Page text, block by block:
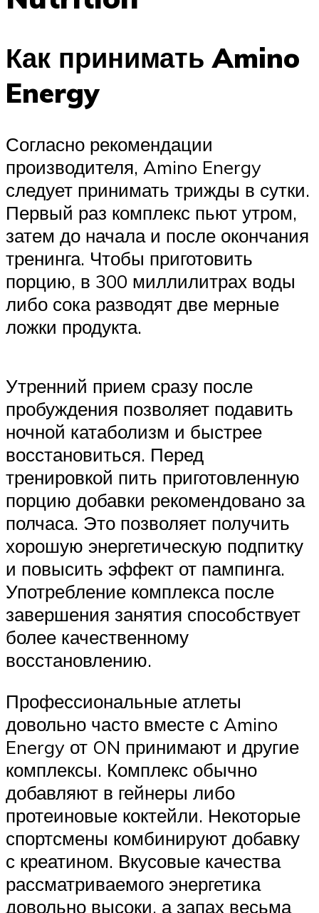
Как принимать Amino
Energy
Согласно рекомендации
производителя, Amino Energy
следует принимать трижды в сутки.
Первый раз комплекс пьют утром,
затем до начала и после окончания
тренинга. Чтобы приготовить
порцию, в 300 миллилитрах воды
либо сока разводят две мерные
ложки продукта.
Утренний прием сразу после
пробуждения позволяет подавить
ночной катаболизм и быстрее
восстановиться. Перед
тренировкой пить приготовленную
порцию добавки рекомендовано за
полчаса. Это позволяет получить
хорошую энергетическую подпитку
и повысить эффект от пампинга.
Употребление комплекса после
завершения занятия способствует
более качественному
восстановлению.
Профессиональные атлеты
довольно часто вместе с Amino
Energy от ON принимают и другие
комплексы. Комплекс обычно
добавляют в гейнеры либо
протеиновые коктейли. Некоторые
спортсмены комбинируют добавку
с креатином. Вкусовые качества
рассматриваемого энергетика
довольно высоки, а запах весьма